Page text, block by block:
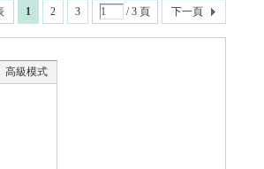
1 2 3 / 3 頁 下一頁
高級模式